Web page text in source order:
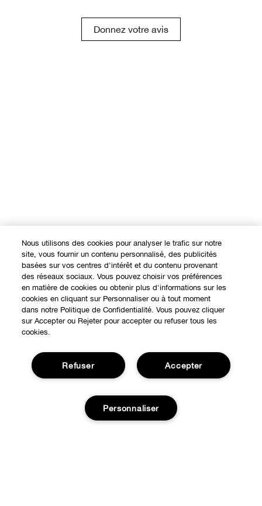
Donnez votre avis
Expérience en ligne
Nous utilisons des cookies pour analyser le trafic sur notre
site, vous fournir un contenu personnalisé, des publicités
basées sur vos centres d'intérêt et du contenu provenant
des réseaux sociaux. Vous pouvez choisir vos préférences
en matière de cookies ou obtenir plus d'informations sur les
cookies en cliquant sur Personnaliser ou à tout moment
dans notre Politique de Confidentialité. Vous pouvez cliquer
sur Accepter ou Rejeter pour accepter ou refuser tous les
cookies.
Accepter
Refuser
Personnaliser